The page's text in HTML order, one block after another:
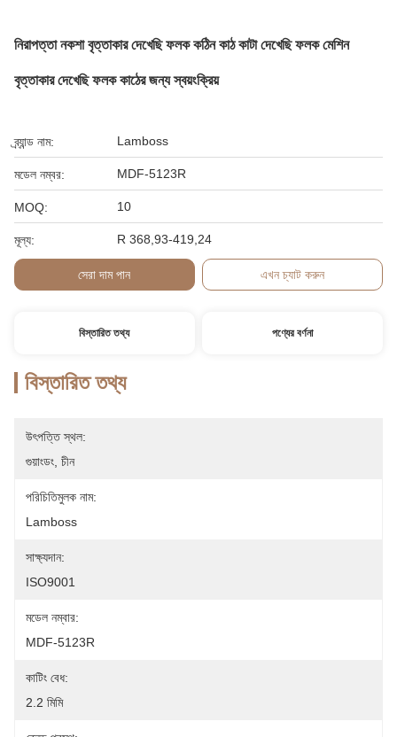
নিরাপত্তা নকশা বৃত্তাকার দেখেছি ফলক কঠিন কাঠ কাটা দেখেছি ফলক মেশিন
বৃত্তাকার দেখেছি ফলক কাঠের জন্য স্বয়ংক্রিয়
ব্র্যান্ড নাম: Lamboss
মডেল নম্বর: MDF-5123R
MOQ: 10
মূল্য: R 368,93-419,24
সেরা দাম পান এখন চ্যাট করুন
বিস্তারিত তথ্য পণ্যের বর্ণনা
বিস্তারিত তথ্য
উৎপত্তি স্থল:
গুয়াংডং, চীন
পরিচিতিমুলক নাম:
Lamboss
সাক্ষ্যদান:
ISO9001
মডেল নম্বার:
MDF-5123R
কাটিং বেধ:
2.2 মিমি